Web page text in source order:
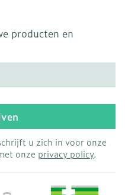
producten en
u zich in voor onze
onze privacy policy.